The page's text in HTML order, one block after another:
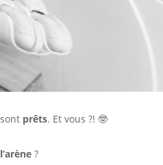
prêts. Et vous ?! 🤓
?